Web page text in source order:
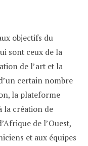
objectifs du
sont ceux de la
de l’art et la
certain nombre
la plateforme
la création de
de l’Ouest,
et aux équipes